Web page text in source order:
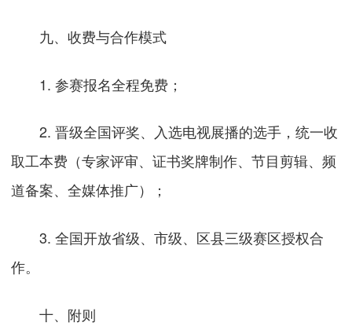
九、收费与合作模式
1. 参赛报名全程免费；
2. 晋级全国评奖、入选电视展播的选手，统一收
取工本费（专家评审、证书奖牌制作、节目剪辑、频
道备案、全媒体推广）；
3. 全国开放省级、市级、区县三级赛区授权合
作。
十、附则